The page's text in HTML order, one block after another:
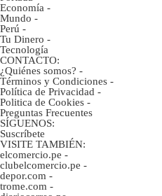
Economía -
Mundo -
Perú -
Tu Dinero -
Tecnología
CONTACTO:
¿Quiénes somos? -
Términos y Condiciones -
Política de Privacidad -
Politica de Cookies -
Preguntas Frecuentes
SÍGUENOS:
Suscríbete
VISITE TAMBIÉN:
elcomercio.pe -
clubelcomercio.pe -
depor.com -
trome.com -